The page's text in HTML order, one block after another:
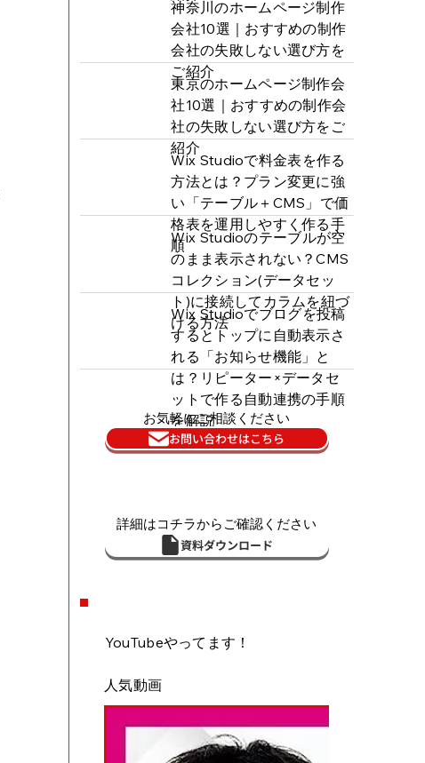
神奈川のホームページ制作
会社10選｜おすすめの制作
会社の失敗しない選び方を
ご紹介
東京のホームページ制作会
社10選｜おすすめの制作会
社の失敗しない選び方をご
紹介
Wix Studioで料金表を作る
方法とは？プラン変更に強
い「テーブル＋CMS」で価
格表を運用しやすく作る手
順
Wix Studioのテーブルが空
のまま表示されない？CMS
コレクション(データセッ
ト)に接続してカラムを紐づ
ける方法
Wix Studioでブログを投稿
するとトップに自動表示さ
れる「お知らせ機能」と
は？リピーター×データセ
ットで作る自動連携の手順
を解説
お気軽にご相談ください
お問い合わせはこちら
詳細はコチラからご確認ください
資料ダウンロード
YouTubeやってます！
人気動画